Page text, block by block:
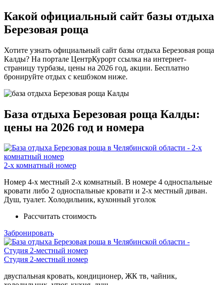
Какой официальный сайт базы отдыха
Березовая роща
Хотите узнать официальный сайт базы отдыха Березовая роща
Калды? На портале ЦентрКурорт ссылка на интернет-
страницу турбазы, цены на 2026 год, акции. Бесплатно
бронируйте отдых с кешбэком ниже.
База отдыха Березовая роща Калды:
цены на 2026 год и номера
2-х комнатный номер
Номер 4-х местный 2-х комнатный. В номере 4 односпальные
кровати либо 2 односпальные кровати и 2-х местный диван.
Душ, туалет. Холодильник, кухонный уголок
Рассчитать стоимость
Забронировать
Студия 2-местный номер
двуспальная кровать, кондиционер, ЖК тв, чайник,